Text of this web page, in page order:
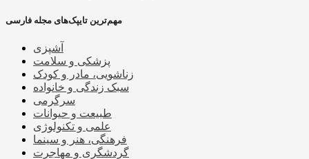
مهم‌ترین تایپک‌های مجله فارسی
آشپزی
پزشکی و سلامت
زناشویی، مادر و کودک
سبک زندگی و خانواده
سرگرمی
طبیعت و حیوانات
علمی و تکنولوژی
فرهنگی، هنر و سینما
گردشگری و مهاجرت